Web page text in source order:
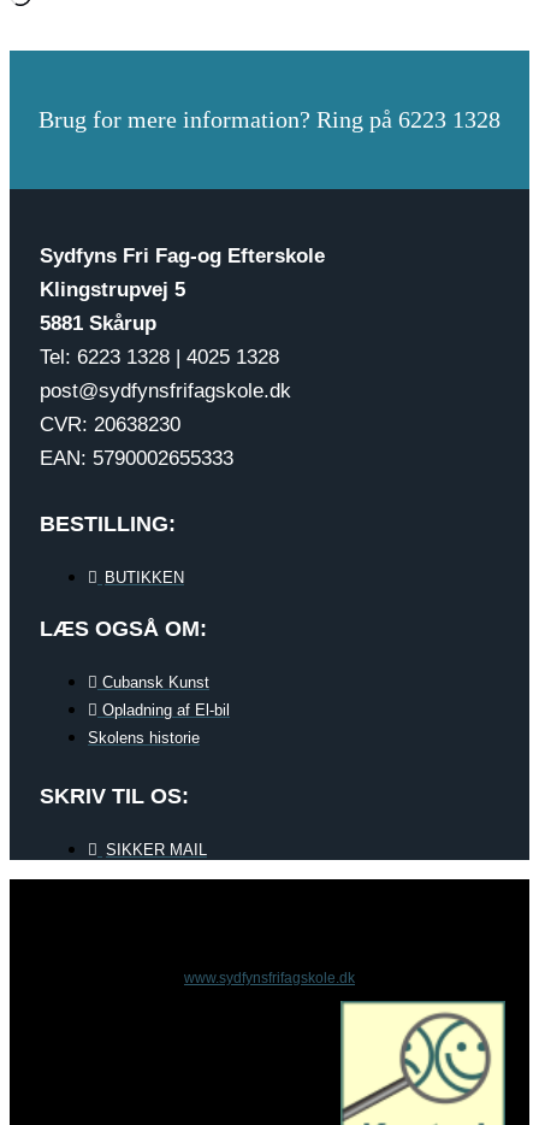
Brug for mere information? Ring på 6223 1328
Sydfyns Fri Fag-og Efterskole
Klingstrupvej 5
5881 Skårup
Tel: 6223 1328 | 4025 1328
post@sydfynsfrifagskole.dk
CVR: 20638230
EAN: 5790002655333
BESTILLING:
BUTIKKEN
LÆS OGSÅ OM:
Cubansk Kunst
Opladning af El-bil
Skolens historie
SKRIV TIL OS:
SIKKER MAIL
www.sydfynsfrifagskole.dk